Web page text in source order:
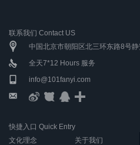
联系我们 Contact US
中国北京市朝阳区北三环东路8号
全天7*12 Hours 服务
info@101fanyi.com
快捷入口 Quick Entry
文化理念
关于我们